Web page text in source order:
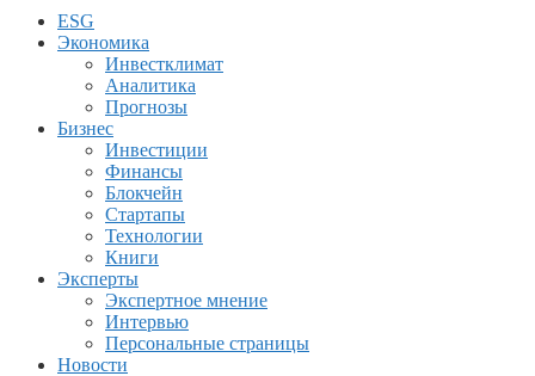
ESG
Экономика
Инвестклимат
Аналитика
Прогнозы
Бизнес
Инвестиции
Финансы
Блокчейн
Стартапы
Технологии
Книги
Эксперты
Экспертное мнение
Интервью
Персональные страницы
Новости